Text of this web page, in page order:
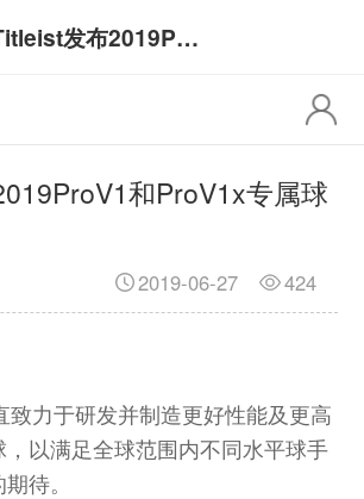
Titleist发布2019ProV1和ProV1x专属球号高尔夫球
和ProV1x专属球
424
2019-06-27
力于研发并制造更好性能及更高
，以满足全球范围内不同水平球手
待。